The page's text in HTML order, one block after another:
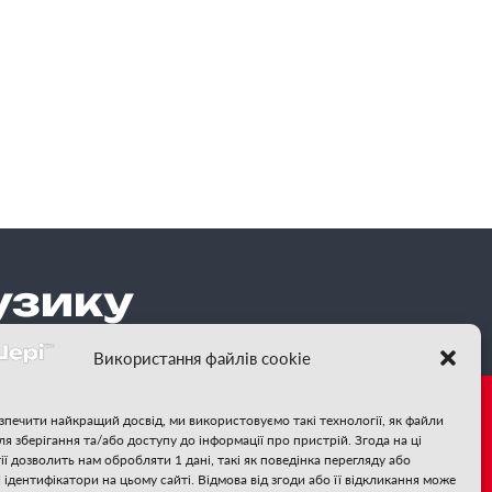
Використання файлів cookie
найкращий досвід, ми використовуємо такі технології, як файли
зберігання та/або доступу до інформації про пристрій. Згода на ці
дозволить нам обробляти 1 дані, такі як поведінка перегляду або
ідентифікатори на цьому сайті. Відмова від згоди або її відкликання може
за нами: